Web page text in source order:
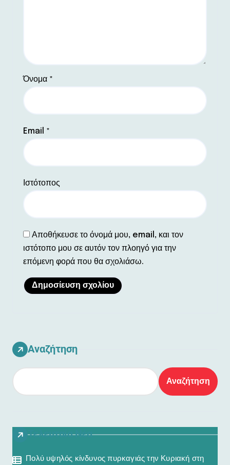
Όνομα *
Email *
Ιστότοπος
Αποθήκευσε το όνομά μου, email, και τον
ιστότοπο μου σε αυτόν τον πλοηγό για την
επόμενη φορά που θα σχολιάσω.
Αναζήτηση
Αναζήτηση
Τελευταία Νέα
Πολύ υψηλός κίνδυνος πυρκαγιάς την Κυριακή στη